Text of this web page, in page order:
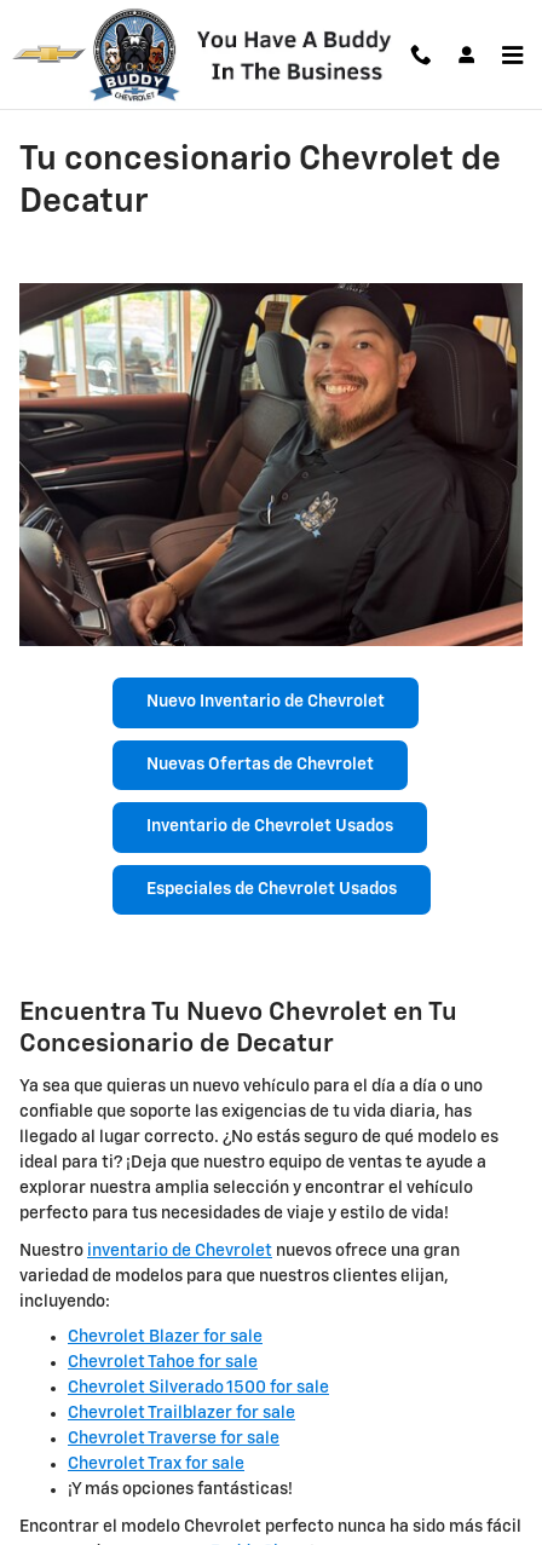
Skip to main content
Tu concesionario Chevrolet de
Decatur
Nuevo Inventario de Chevrolet
Nuevas Ofertas de Chevrolet
Inventario de Chevrolet Usados
Especiales de Chevrolet Usados
Encuentra Tu Nuevo Chevrolet en Tu
Concesionario de Decatur
Ya sea que quieras un nuevo vehículo para el día a día o uno
confiable que soporte las exigencias de tu vida diaria, has
llegado al lugar correcto. ¿No estás seguro de qué modelo es
ideal para ti? ¡Deja que nuestro equipo de ventas te ayude a
explorar nuestra amplia selección y encontrar el vehículo
perfecto para tus necesidades de viaje y estilo de vida!
Nuestro inventario de Chevrolet nuevos ofrece una gran
variedad de modelos para que nuestros clientes elijan,
incluyendo:
Chevrolet Blazer for sale
Chevrolet Tahoe for sale
Chevrolet Silverado 1500 for sale
Chevrolet Trailblazer for sale
Chevrolet Traverse for sale
Chevrolet Trax for sale
¡Y más opciones fantásticas!
Encontrar el modelo Chevrolet perfecto nunca ha sido más fácil